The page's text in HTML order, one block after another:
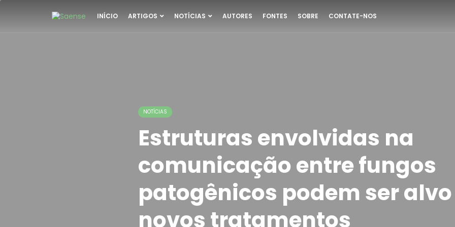
INÍCIO ARTIGOS NOTÍCIAS AUTORES FONTES SOBRE CONTATE-NOS
NOTÍCIAS
Estruturas envolvidas na
comunicação entre fungos
patogênicos podem ser
novos tratamentos